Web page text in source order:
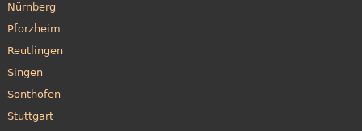
Nürnberg
Pforzheim
Reutlingen
Singen
Sonthofen
Stuttgart